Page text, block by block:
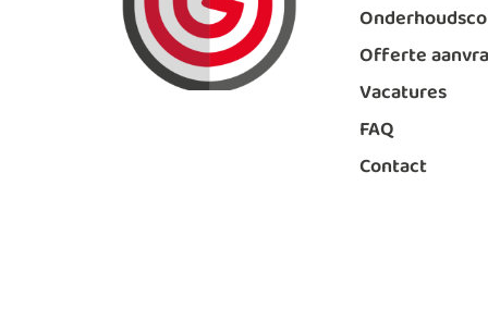
Offerte
Vacatures
FAQ
Contact